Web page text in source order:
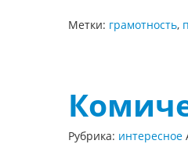
Метки: грамотность,
Рубрика: интересное